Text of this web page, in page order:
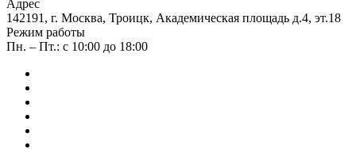
Адрес
142191, г. Москва, Троицк, Академическая площадь д.4, эт.18
Режим работы
Пн. – Пт.: с 10:00 до 18:00